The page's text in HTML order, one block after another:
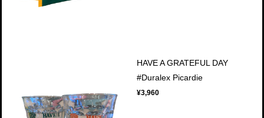
HAVE A GRATEFUL DAY
#Duralex Picardie
¥3,960